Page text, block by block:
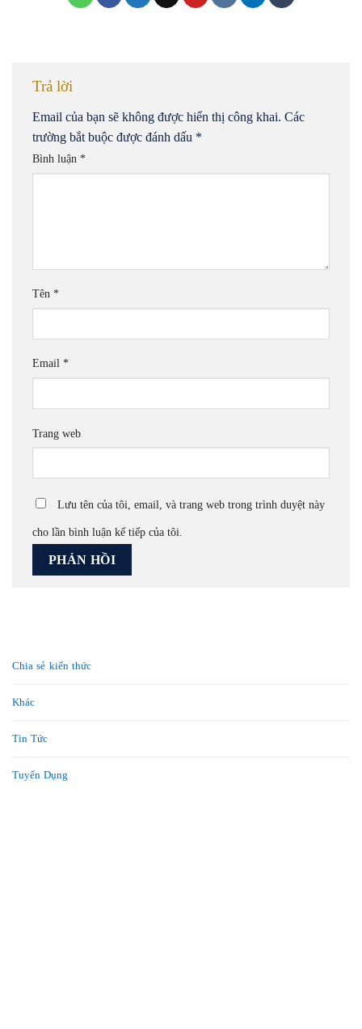
Chia sẻ kiến thức
Khác
Tin Tức
Tuyển Dụng
Trả lời
Email của bạn sẽ không được hiển thị công khai. Các
trường bắt buộc được đánh dấu *
Bình luận *
Tên *
Email *
Trang web
Lưu tên của tôi, email, và trang web trong trình duyệt này
cho lần bình luận kế tiếp của tôi.